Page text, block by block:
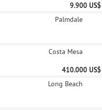
9.900 US$
Palmdale
Costa Mesa
410.000 US$
Long Beach